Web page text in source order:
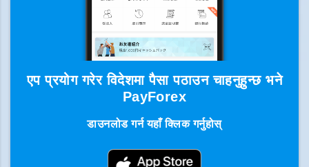
एप प्रयोग गरेर विदेशमा पैसा पठाउन चाहनुहुन्छ भने
PayForex
डाउनलोड गर्न यहाँ क्लिक गर्नुहोस्